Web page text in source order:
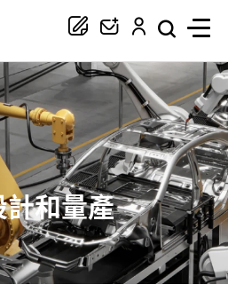
找協助嗎？
搜尋
計和量產